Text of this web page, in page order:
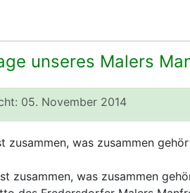
unseres Malers
05. November 2014
zusammen, was zusammen
zusammen, was zusammen